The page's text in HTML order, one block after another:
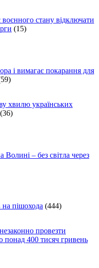
воєнного стану відключати
(15)
і вимагає покарання для
хвилю українських
(36)
– без світла через
пішохода (444)
провезти
понад 400 тисяч гривень